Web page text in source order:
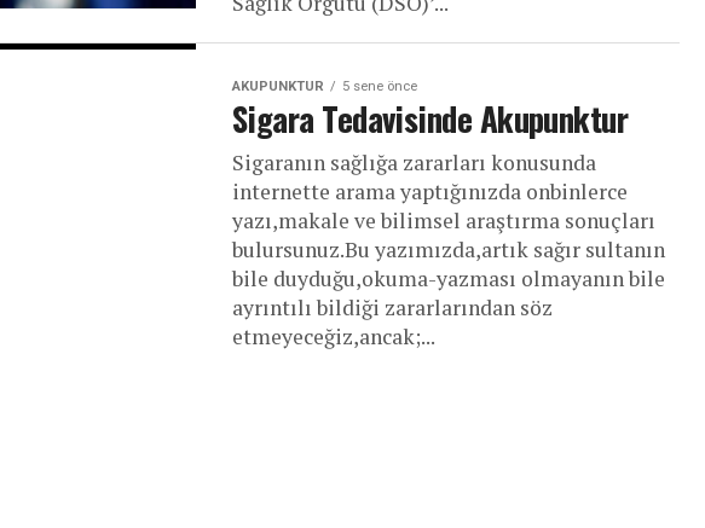
AKUPUNKTUR 5 sene önce
Sigara Tedavisinde Akupunktur
Sigaranın sağlığa zararları konusunda
internette arama yaptığınızda onbinlerce
yazı,makale ve bilimsel araştırma sonuçları
bulursunuz.Bu yazımızda,artık sağır sultanın
bile duyduğu,okuma-yazması olmayanın bile
ayrıntılı bildiği zararlarından söz
etmeyeceğiz,ancak;...